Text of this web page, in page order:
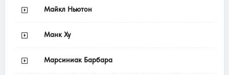
Майкл Ньютон
Манк Ху
Марсиниак Барбара